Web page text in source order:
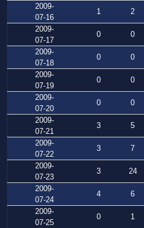
2009-
07-16
1 2
2009-
07-17
0 0
2009-
07-18
0 0
2009-
07-19
0 0
2009-
07-20
0 0
2009-
07-21
3 5
2009-
07-22
3 7
2009-
07-23
3 24
2009-
07-24
4 6
2009-
07-25
0 1